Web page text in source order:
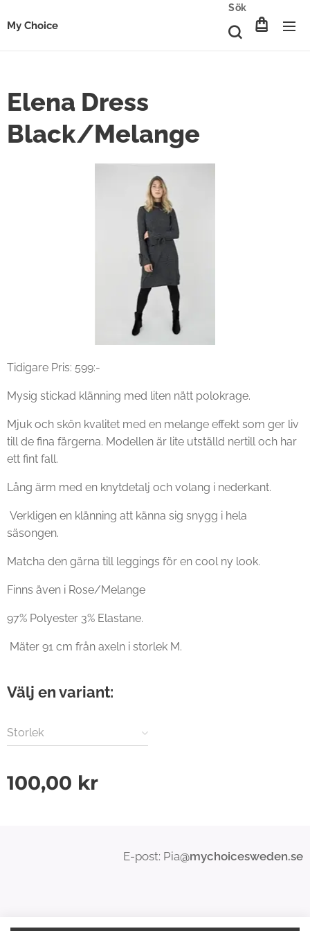
My Choice
Sök
Elena Dress
Black/Melange
Tidigare Pris: 599:-
Mysig stickad klänning med liten nätt polokrage.
Mjuk och skön kvalitet med en melange effekt som ger liv
till de fina färgerna. Modellen är lite utställd nertill och har
ett fint fall.
Lång ärm med en knytdetalj och volang i nederkant.
Verkligen en klänning att känna sig snygg i hela
säsongen.
Matcha den gärna till leggings för en cool ny look.
Finns även i Rose/Melange
97% Polyester 3% Elastane.
Mäter 91 cm från axeln i storlek M.
Välj en variant:
Storlek
100,00 kr
E-post: Pia@mychoicesweden.se